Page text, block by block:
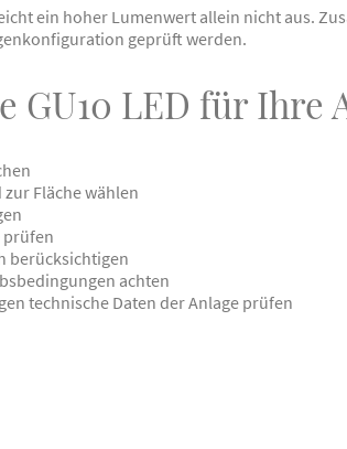
ein hoher Lumenwert allein nicht aus.
geprüft werden.
GU10 LED für Ihre
Fläche wählen
prüfen
berücksichtigen
achten
technische Daten der Anlage prüfen